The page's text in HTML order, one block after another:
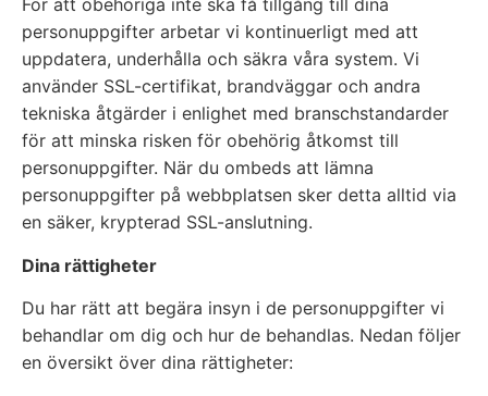
För att obehöriga inte ska få tillgång till dina
personuppgifter arbetar vi kontinuerligt med att
uppdatera, underhålla och säkra våra system. Vi
använder SSL-certifikat, brandväggar och andra
tekniska åtgärder i enlighet med branschstandarder
för att minska risken för obehörig åtkomst till
personuppgifter. När du ombeds att lämna
personuppgifter på webbplatsen sker detta alltid via
en säker, krypterad SSL-anslutning.
Dina rättigheter
Du har rätt att begära insyn i de personuppgifter vi
behandlar om dig och hur de behandlas. Nedan följer
en översikt över dina rättigheter: